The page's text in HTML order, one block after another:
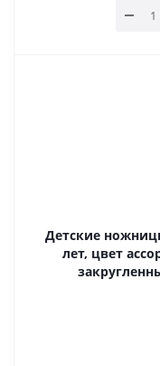
Детские
лет, цвет